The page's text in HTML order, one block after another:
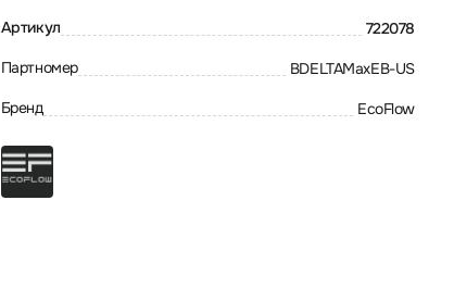
Артикул 722078
Партномер BDELTAMaxEB-US
Бренд EcoFlow